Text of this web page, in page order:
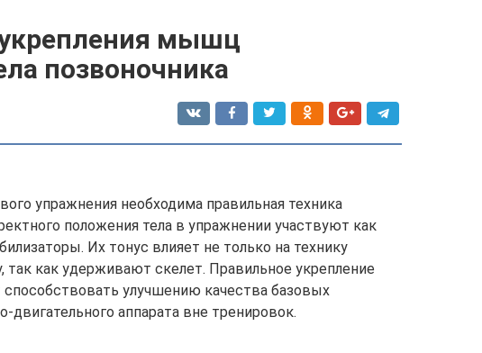
мышц
позвоночника
упражнения необходима правильная техника
положения тела в упражнении участвуют как
Их тонус влияет не только на технику
так как удерживают скелет. Правильное укрепление
улучшению качества базовых
аппарата вне тренировок.